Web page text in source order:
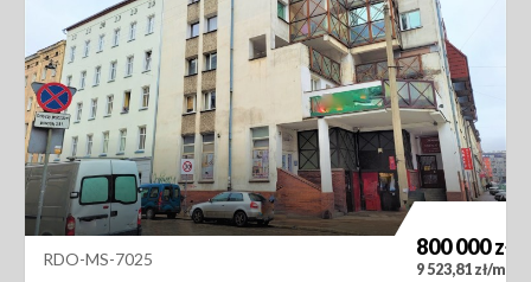
RDO-MS-7025 800 000zł
9 523,81 zł/m